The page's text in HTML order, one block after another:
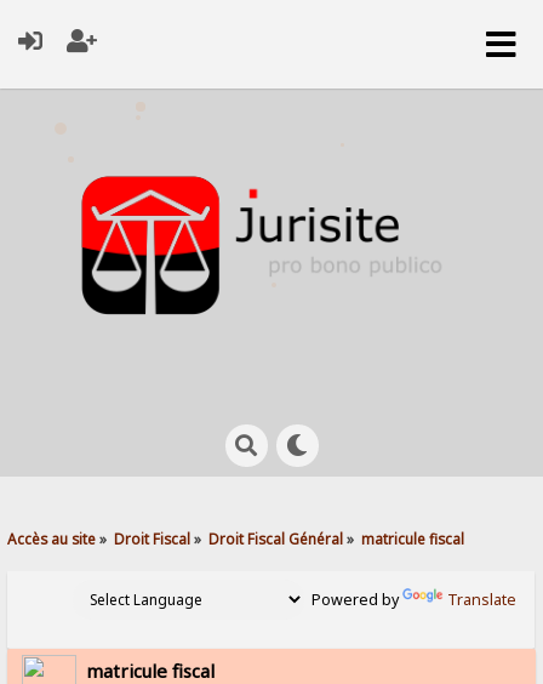
Accès au site» Droit Fiscal» Droit Fiscal Général» matricule fiscal
Powered by Translate
matricule fiscal